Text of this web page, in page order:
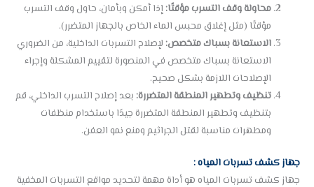
محاولة وقف التسرب مؤقتًا:إذا أمكن وبأمان، حاول وقف التسرب
مؤقتًا (مثل إغلاق محبس الماء الخاص بالجهاز المتضرر).
الاستعانة بسباك متخصص:لإصلاح التسربات الداخلية، من الضروري
الاستعانة بسباك متخصص في المنصورة لتقييم المشكلة وإجراء
الإصلاحات اللازمة بشكل صحيح.
تنظيف وتطهير المنطقة المتضررة:بعد إصلاح التسرب الداخلي، قم
بتنظيف وتطهير المنطقة المتضررة جيدًا باستخدام منظفات
ومطهرات مناسبة لقتل الجراثيم ومنع نمو العفن.
جهاز كشف تسربات المياه :
جهاز كشف تسربات المياه هو أداة مهمة لتحديد مواقع التسربات المخفية